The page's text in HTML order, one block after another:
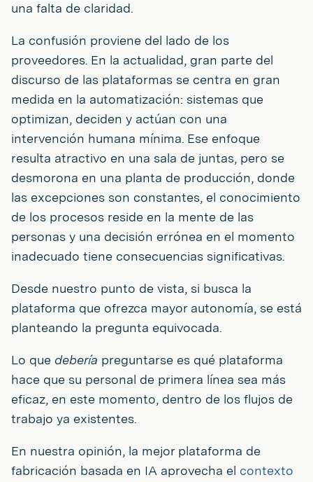
una falta de claridad.
La confusión proviene del lado de los
proveedores. En la actualidad, gran parte del
discurso de las plataformas se centra en gran
medida en la automatización: sistemas que
optimizan, deciden y actúan con una
intervención humana mínima. Ese enfoque
resulta atractivo en una sala de juntas, pero se
desmorona en una planta de producción, donde
las excepciones son constantes, el conocimiento
de los procesos reside en la mente de las
personas y una decisión errónea en el momento
inadecuado tiene consecuencias significativas.
Desde nuestro punto de vista, si busca la
plataforma que ofrezca mayor autonomía, se está
planteando la pregunta equivocada.
Lo que debería preguntarse es qué plataforma
hace que su personal de primera línea sea más
eficaz, en este momento, dentro de los flujos de
trabajo ya existentes.
En nuestra opinión, la mejor plataforma de
fabricación basada en IA aprovecha el contexto